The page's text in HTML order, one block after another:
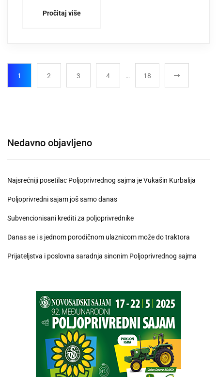
Pročitaj više
1 2 3 4 … 18
Nedavno objavljeno
Najsrećniji posetilac Poljoprivrednog sajma je Vukašin Kurbalija
Poljoprivredni sajam još samo danas
Subvencionisani krediti za poljoprivrednike
Danas se i s jednom porodičnom ulaznicom može do traktora
Prijateljstva i poslovna saradnja sinonim Poljoprivrednog sajma